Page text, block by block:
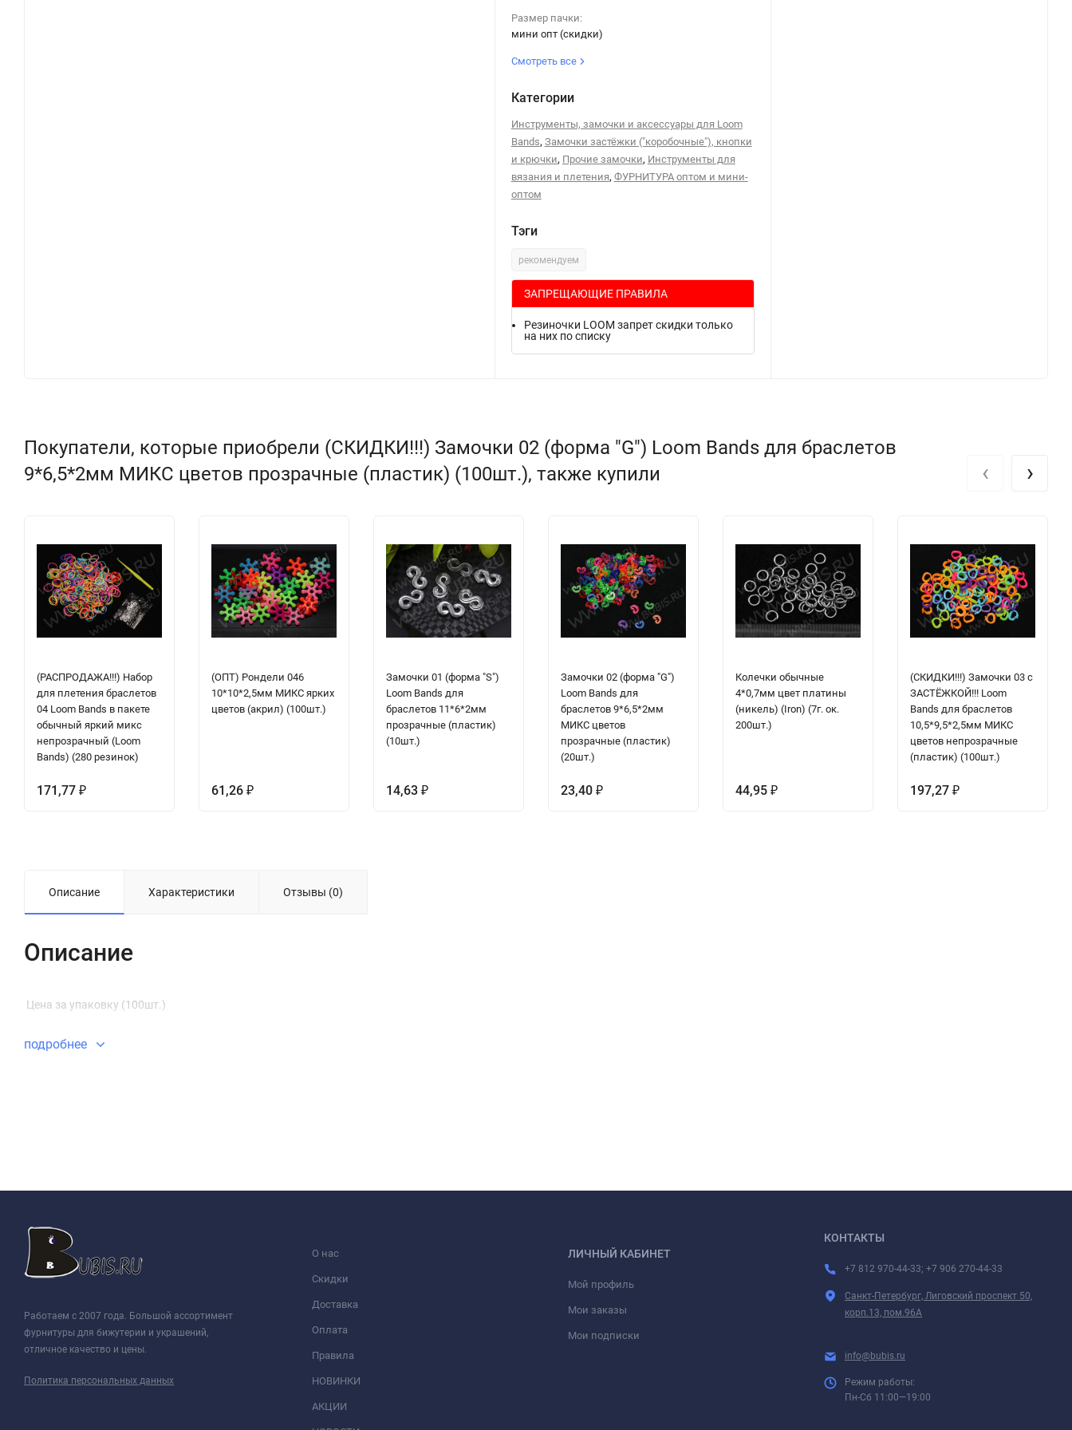
Размер пачки:
мини опт (скидки)
Смотреть все
Категории
Инструменты, замочки и аксессуары для Loom
Bands, Замочки застёжки ("коробочные"), кнопки
и крючки, Прочие замочки, Инструменты для
вязания и плетения, ФУРНИТУРА оптом и мини-
оптом
Тэги
рекомендуем
ЗАПРЕЩАЮЩИЕ ПРАВИЛА
Резиночки LOOM запрет скидки только
на них по списку
Покупатели, которые приобрели (СКИДКИ!!!) Замочки 02 (форма "G") Loom Bands для браслетов
9*6,5*2мм МИКС цветов прозрачные (пластик) (100шт.), также купили
(РАСПРОДАЖА!!!) Набор
для плетения браслетов
04 Loom Bands в пакете
обычный яркий микс
непрозрачный (Loom
Bands) (280 резинок)
171,77 ₽
(ОПТ) Рондели 046
10*10*2,5мм МИКС ярких
цветов (акрил) (100шт.)
61,26 ₽
Замочки 01 (форма "S")
Loom Bands для
браслетов 11*6*2мм
прозрачные (пластик)
(10шт.)
14,63 ₽
Замочки 02 (форма "G")
Loom Bands для
браслетов 9*6,5*2мм
МИКС цветов
прозрачные (пластик)
(20шт.)
23,40 ₽
Колечки обычные
4*0,7мм цвет платины
(никель) (Iron) (7г. ок.
200шт.)
44,95 ₽
(СКИДКИ!!!) Замочки 03 с
ЗАСТЁЖКОЙ!!! Loom
Bands для браслетов
10,5*9,5*2,5мм МИКС
цветов непрозрачные
(пластик) (100шт.)
197,27 ₽
‹ ›
Описание Характеристики Отзывы (0)
Описание
Цена за упаковку (100шт.)
подробнее
Работаем с 2007 года. Большой ассортимент
фурнитуры для бижутерии и украшений,
отличное качество и цены.
Политика персональных данных
О нас
Скидки
Доставка
Оплата
Правила
НОВИНКИ
АКЦИИ
ЛИЧНЫЙ КАБИНЕТ
Мой профиль
Мои заказы
Мои подписки
КОНТАКТЫ
+7 812 970-44-33; +7 906 270-44-33
Санкт-Петербург, Лиговский проспект 50,
корп.13, пом.96А
info@bubis.ru
Режим работы:
Пн-Сб 11:00—19:00